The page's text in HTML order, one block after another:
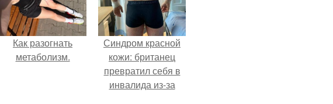
Как разогнать
метаболизм.
Синдром красной
кожи: британец
превратил себя в
инвалида из-за